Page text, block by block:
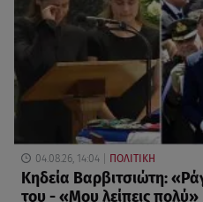
04.08.26, 14:04 ΠΟΛΙΤΙΚΗ
Κηδεία Βαρβιτσιώτη:
του - «Μου λείπεις πολύ»